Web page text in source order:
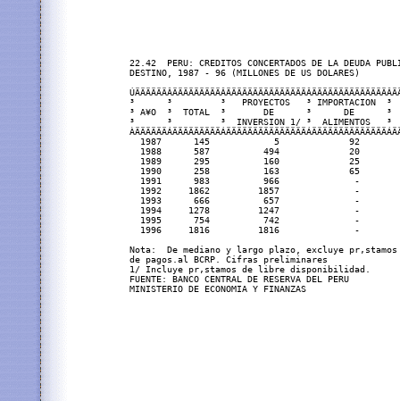
22.42  PERU: CREDITOS CONCERTADOS DE LA DEUDA
DESTINO, 1987 - 96 (MILLONES DE US DOLARES)
³      ³         ³   PROYECTOS   ³ IMPORTACION
³ A¥O  ³  TOTAL  ³       DE      ³      DE      ³
³      ³         ³  INVERSION 1/ ³  ALIMENTOS
1987      145            5             92
1988      587          494             20
1989      295          160             25
1990      258          163             65
1991      983          966              -
1992     1862         1857              -
1993      666          657              -
1994     1278         1247              -
1995      754          742              -
1996     1816         1816              -
Nota:  De mediano y largo plazo, excluye
de pagos.al BCRP. Cifras preliminares
1/ Incluye pr‚stamos de libre disponibilidad.
FUENTE: BANCO CENTRAL DE RESERVA DEL PERU